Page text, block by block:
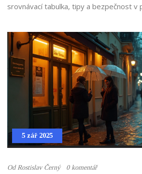
srovnávací tabulka, tipy a bezpečnost v
5 zář 2025
OdRostislav Černý 0 komentář